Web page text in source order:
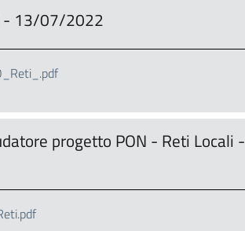
- 13/07/2022
progetto PON - Reti Locali -